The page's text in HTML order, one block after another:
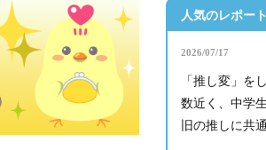
人気のレポート
2026/07/17
「推し変」を
数近く、中学
旧の推しに共